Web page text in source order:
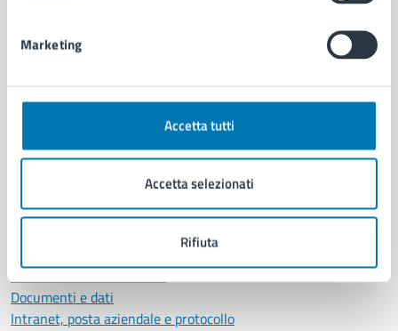
Marketing
Accetta tutti
Accetta selezionati
Rifiuta
Aree amministrative
Uffici
Personale amministrativo
Documenti e dati
Intranet, posta aziendale e protocollo